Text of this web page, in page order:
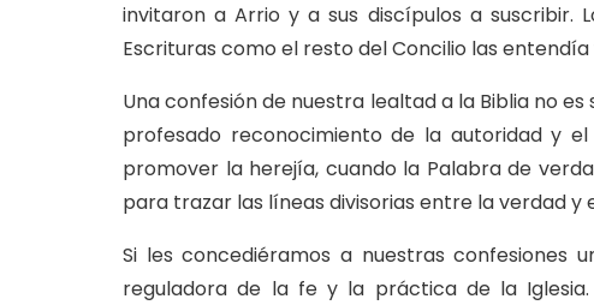
invitaron a Arrio y a sus discípulos a suscribir.
Escrituras como el resto del Concilio las
Una confesión de nuestra lealtad a la Biblia no
profesado reconocimiento de la autoridad y
promover la herejía, cuando la Palabra de
para trazar las líneas divisorias entre la verdad y
Si les concediéramos a nuestras confesiones
reguladora de la fe y la práctica de la